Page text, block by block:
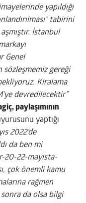
yapıldığı
tabirini
İstanbul
Genel
sözleşmemiz gereği
Kiralama
devredilecektir”
paylaşımının
yaptığı
2022’de
da ben mi
20-22-mayista-
çok önemli kamu
rağmen
da olsa bilgi